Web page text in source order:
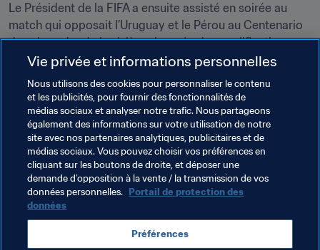
Le Président de la FIFA a ensuite assisté en soirée au
match qui opposait l’Uruguay et le Pérou au Centenario
dans le cadre de la sixième journée des qualifications
pour la Coupe du Monde de la FIFA, Russie 2018™ pour
une victoire des locaux 1:0.
Mercredi, le Président de l'Uruguay Tabare Vazquez a
accueilli le Président Infantino ainsi que Valdez dans la
résidence présidentielle.
Thèmes en lien
Président de la FIFA Organisation Uruguay
Vie privée et informations personnelles
Nous utilisons des cookies pour personnaliser le contenu
et les publicités, pour fournir des fonctionnalités de
médias sociaux et analyser notre trafic. Nous partageons
également des informations sur votre utilisation de notre
site avec nos partenaires analytiques, publicitaires et de
médias sociaux. Vous pouvez choisir vos préférences en
cliquant sur les boutons de droite, et déposer une
demande d’opposition à la vente / la transmission de vos
données personnelles. Portail de protection des
données
Préférences